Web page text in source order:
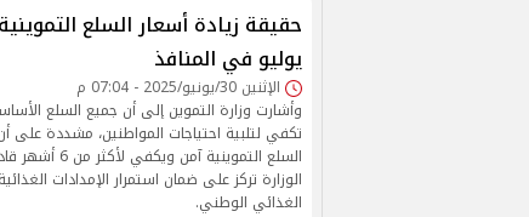
حقيقة زيادة أسعار السلع
يوليو في المنافذ
الإثنين 30/يونيو/2025 - 07:04 م
وأشارت وزارة التموين إلى أن جميع السلع
تكفي لتلبية احتياجات المواطنين، مشددة على
السلع
الوزارة تركز على ضمان استمرار الإمدادات
الغذائي الوطني.